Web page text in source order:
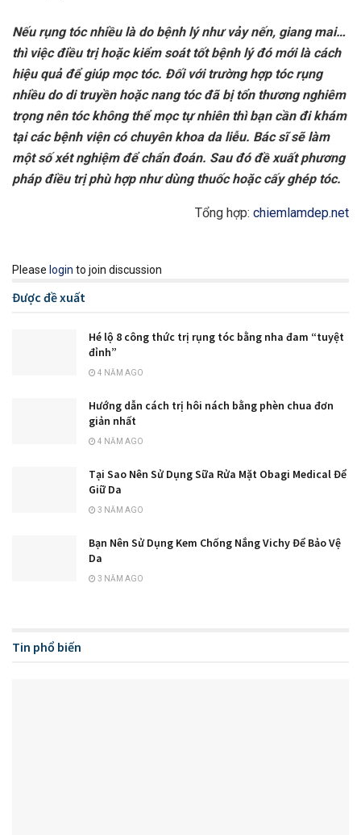
Nếu rụng tóc nhiều là do bệnh lý như vảy nến, giang mai…
thì việc điều trị hoặc kiểm soát tốt bệnh lý đó mới là cách
hiệu quả để giúp mọc tóc. Đối với trường hợp tóc rụng
nhiều do di truyền hoặc nang tóc đã bị tổn thương nghiêm
trọng nên tóc không thể mọc tự nhiên thì bạn cần đi khám
tại các bệnh viện có chuyên khoa da liễu. Bác sĩ sẽ làm
một số xét nghiệm để chẩn đoán. Sau đó đề xuất phương
pháp điều trị phù hợp như dùng thuốc hoặc cấy ghép tóc.
Tổng hợp: chiemlamdep.net
Please login to join discussion
Được đề xuất
Hé lộ 8 công thức trị rụng tóc bằng nha đam “tuyệt
đỉnh”
4 NĂM AGO
Hướng dẫn cách trị hôi nách bằng phèn chua đơn
giản nhất
4 NĂM AGO
Tại Sao Nên Sử Dụng Sữa Rửa Mặt Obagi Medical Để
Giữ Da
3 NĂM AGO
Bạn Nên Sử Dụng Kem Chống Nắng Vichy Để Bảo Vệ
Da
3 NĂM AGO
Tin phổ biến